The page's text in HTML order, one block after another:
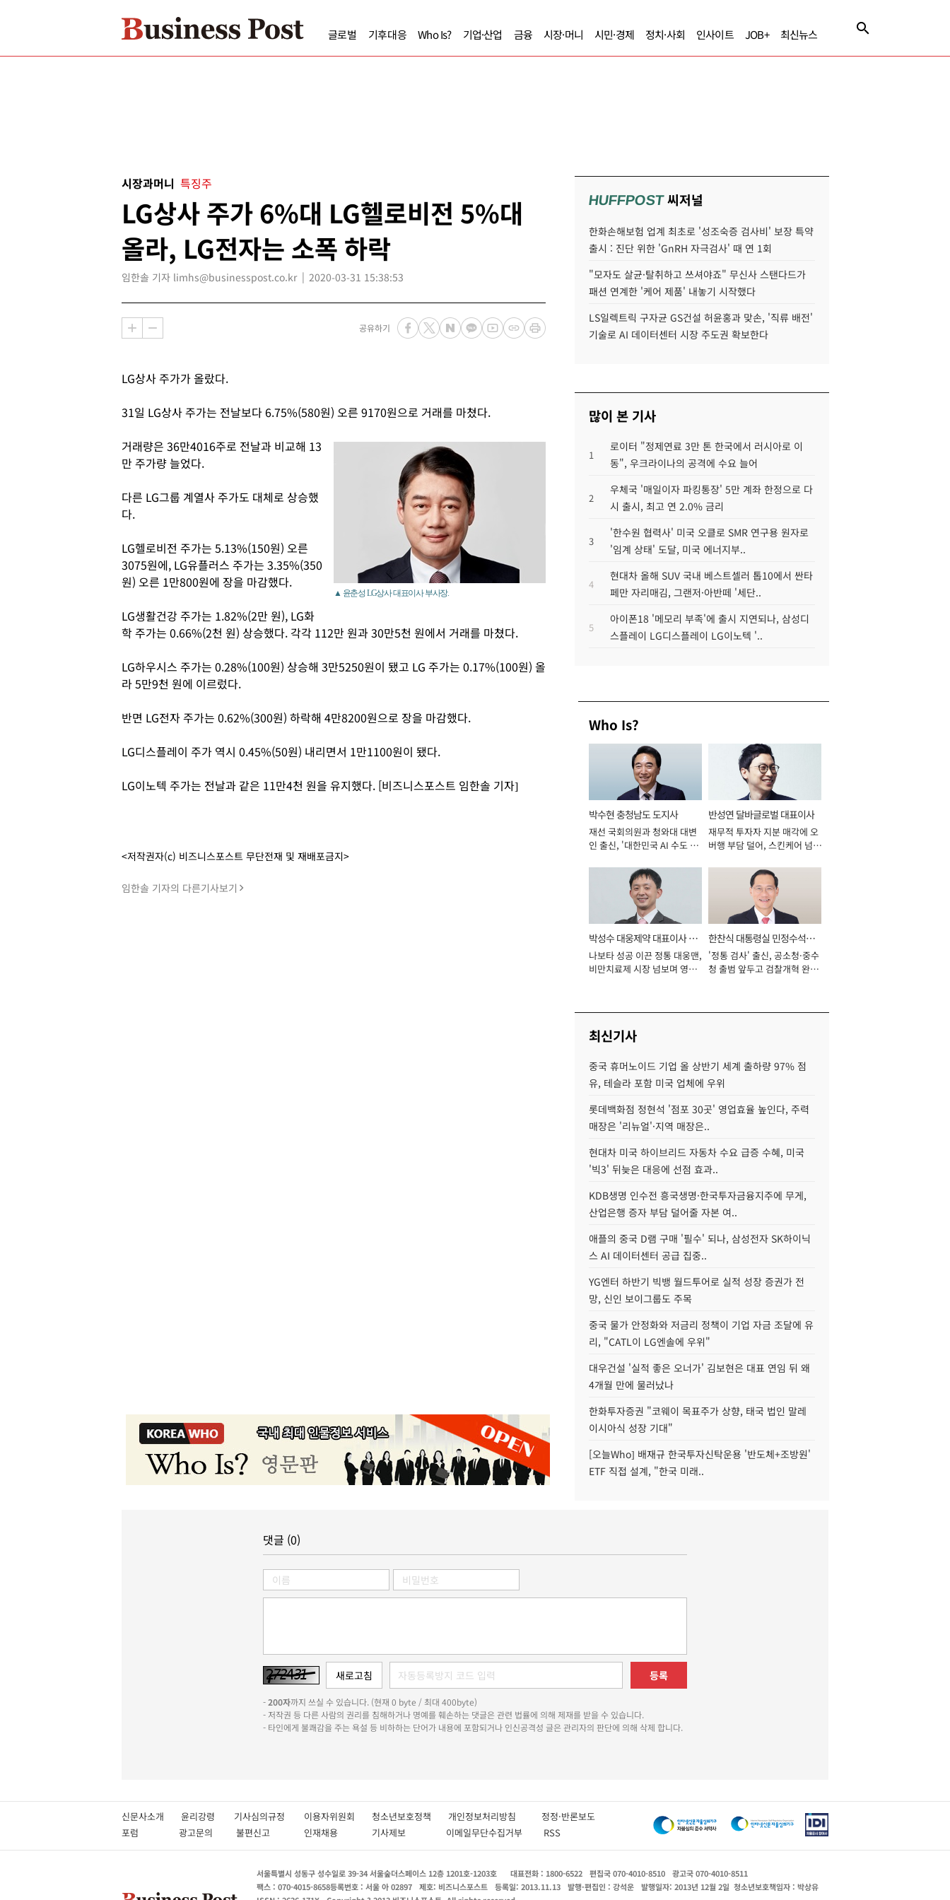
글로벌 기후대응 Who Is? 기업·산업 금융 시장·머니 시민·경제 정치·사회 인사이트 JOB+ 최신뉴스
시장과머니 특징주
LG상사 주가 6%대 LG헬로비전 5%대
올라, LG전자는 소폭 하락
임한솔 기자 limhs@businesspost.co.kr 2020-03-31 15:38:53
공유하기
LG상사 주가가 올랐다.
31일 LG상사 주가는 전날보다 6.75%(580원) 오른 9170원으로 거래를 마쳤다.
▲ 윤춘성 LG상사 대표이사 부사장.
거래량은 36만4016주로 전날과 비교해 13
만 주가량 늘었다.
다른 LG그룹 계열사 주가도 대체로 상승했
다.
LG헬로비전 주가는 5.13%(150원) 오른
3075원에, LG유플러스 주가는 3.35%(350
원) 오른 1만800원에 장을 마감했다.
LG생활건강 주가는 1.82%(2만 원), LG화
학 주가는 0.66%(2천 원) 상승했다. 각각 112만 원과 30만5천 원에서 거래를 마쳤다.
LG하우시스 주가는 0.28%(100원) 상승해 3만5250원이 됐고 LG 주가는 0.17%(100원) 올
라 5만9천 원에 이르렀다.
반면 LG전자 주가는 0.62%(300원) 하락해 4만8200원으로 장을 마감했다.
LG디스플레이 주가 역시 0.45%(50원) 내리면서 1만1100원이 됐다.
LG이노텍 주가는 전날과 같은 11만4천 원을 유지했다. [비즈니스포스트 임한솔 기자]
<저작권자(c) 비즈니스포스트 무단전재 및 재배포금지>
임한솔 기자의 다른기사보기
HUFFPOST씨저널
한화손해보험 업계 최초로 '성조숙증 검사비' 보장 특약
출시 : 진단 위한 'GnRH 자극검사' 때 연 1회
"모자도 살균·탈취하고 쓰셔야죠" 무신사 스탠다드가
패션 연계한 '케어 제품' 내놓기 시작했다
LS일렉트릭 구자균 GS건설 허윤홍과 맞손, '직류 배전'
기술로 AI 데이터센터 시장 주도권 확보한다
많이 본 기사
1
로이터 "정제연료 3만 톤 한국에서 러시아로 이
동", 우크라이나의 공격에 수요 늘어
2
우체국 '매일이자 파킹통장' 5만 계좌 한정으로 다
시 출시, 최고 연 2.0% 금리
3
'한수원 협력사' 미국 오클로 SMR 연구용 원자로
'임계 상태' 도달, 미국 에너지부..
4
현대차 올해 SUV 국내 베스트셀러 톱10에서 싼타
페만 자리매김, 그랜저·아반떼 '세단..
5
아이폰18 '메모리 부족'에 출시 지연되나, 삼성디
스플레이 LG디스플레이 LG이노텍 '..
Who Is?
박수현 충청남도 도지사
재선 국회의원과 청와대 대변
인 출신, '대한민국 AI 수도 충
반성연 달바글로벌 대표이사
재무적 투자자 지분 매각에 오
버행 부담 덜어, 스킨케어 넘어
년]
박성수 대웅제약 대표이사 사
장
나보타 성공 이끈 정통 대웅맨,
비만치료제 시장 넘보며 영업
한찬식 대통령실 민정수석비
서관
'정통 검사' 출신, 공소청·중수
청 출범 앞두고 검찰개혁 완수
최신기사
중국 휴머노이드 기업 올 상반기 세계 출하량 97% 점
유, 테슬라 포함 미국 업체에 우위
롯데백화점 정현석 '점포 30곳' 영업효율 높인다, 주력
매장은 '리뉴얼'·지역 매장은..
현대차 미국 하이브리드 자동차 수요 급증 수혜, 미국
'빅3' 뒤늦은 대응에 선점 효과..
KDB생명 인수전 흥국생명·한국투자금융지주에 무게,
산업은행 증자 부담 덜어줄 자본 여..
애플의 중국 D램 구매 '필수' 되나, 삼성전자 SK하이닉
스 AI 데이터센터 공급 집중..
YG엔터 하반기 빅뱅 월드투어로 실적 성장 증권가 전
망, 신인 보이그룹도 주목
중국 물가 안정화와 저금리 정책이 기업 자금 조달에 유
리, "CATL이 LG엔솔에 우위"
대우건설 '실적 좋은 오너가' 김보현은 대표 연임 뒤 왜
4개월 만에 물러났나
한화투자증권 "코웨이 목표주가 상향, 태국 법인 말레
이시아식 성장 기대"
[오늘Who] 배재규 한국투자신탁운용 '반도체+조방원'
ETF 직접 설계, "한국 미래..
댓글 (0)
등록
-200자까지 쓰실 수 있습니다. (현재 0 byte / 최대 400byte)
- 저작권 등 다른 사람의 권리를 침해하거나 명예를 훼손하는 댓글은 관련 법률에 의해 제재를 받을 수 있습니다.
- 타인에게 불쾌감을 주는 욕설 등 비하하는 단어가 내용에 포함되거나 인신공격성 글은 관리자의 판단에 의해 삭제 합니다.
신문사소개 윤리강령 기사심의규정 이용자위원회 청소년보호정책 개인정보처리방침 정정·반론보도
포럼
광고문의 불편신고 인재채용 기사제보 이메일무단수집거부 RSS
서울특별시 성동구 성수일로 39-34 서울숲더스페이스 12층 1201호-1203호 대표전화 : 1800-6522 편집국 070-4010-8510
광고국 070-4010-8511
팩스 : 070-4015-8658등록번호 : 서울 아 02897 제호: 비즈니스포스트 등록일: 2013.11.13 발행·편집인 : 강석운 발행일자: 2013년 12월 2일 청소년보호책임자 : 박상유